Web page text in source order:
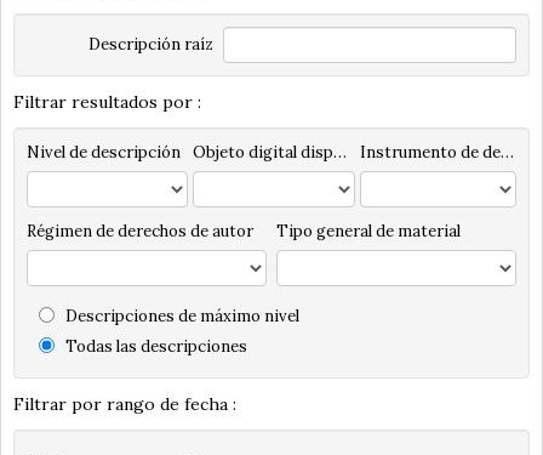
Descripción raíz
Filtrar resultados por :
Nivel de descripción Objeto digital disponibles Instrumento de descripción
Régimen de derechos de autor Tipo general de material
Descripciones de máximo nivel
Todas las descripciones
Filtrar por rango de fecha :